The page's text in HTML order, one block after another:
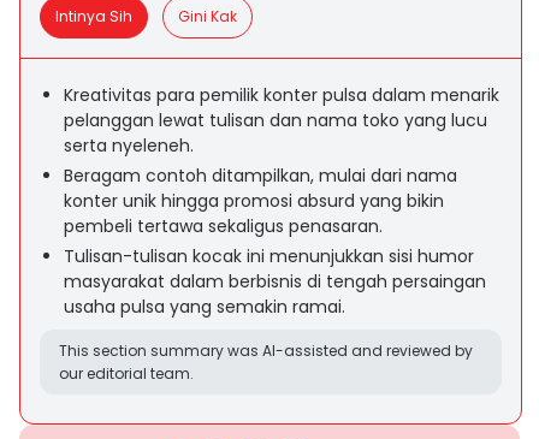
Intinya Sih Gini Kak
Kreativitas para pemilik konter pulsa dalam menarik
pelanggan lewat tulisan dan nama toko yang lucu
serta nyeleneh.
Beragam contoh ditampilkan, mulai dari nama
konter unik hingga promosi absurd yang bikin
pembeli tertawa sekaligus penasaran.
Tulisan-tulisan kocak ini menunjukkan sisi humor
masyarakat dalam berbisnis di tengah persaingan
usaha pulsa yang semakin ramai.
This section summary was AI-assisted and reviewed by
our editorial team.